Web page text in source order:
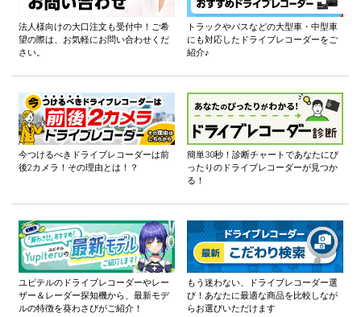
法人様向けの大口注文も受付中！ご希
望の際は、お気軽にお問い合わせくだ
さい。
トラックやバスなどの大型車・中型車
にも対応したドライブレコーダーをご
紹介♪
今つけるべきドライブレコーダーは前
後2カメラ！その理由とは！？
簡単30秒！診断チャートであなたにぴ
ったりのドライブレコーダーが見つか
る！
ユピテルのドライブレコーダーやレー
ザー＆レーダー探知機から、最新モデ
ルの特徴を葵わさびがご紹介！
もう迷わない、ドライブレコーダー選
び！あなたに最適な商品を比較しなが
らお選びいただけます